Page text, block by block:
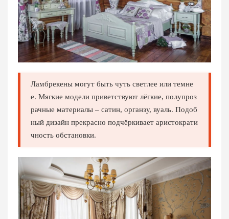
Ламбрекены могут быть чуть светлее или темне
е. Мягкие модели приветствуют лёгкие, полупроз
рачные материалы – сатин, органзу, вуаль. Подоб
ный дизайн прекрасно подчёркивает аристократи
чность обстановки.